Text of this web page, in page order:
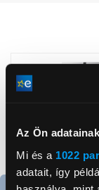
Az Ön
Mi és a 1022
adatait, így